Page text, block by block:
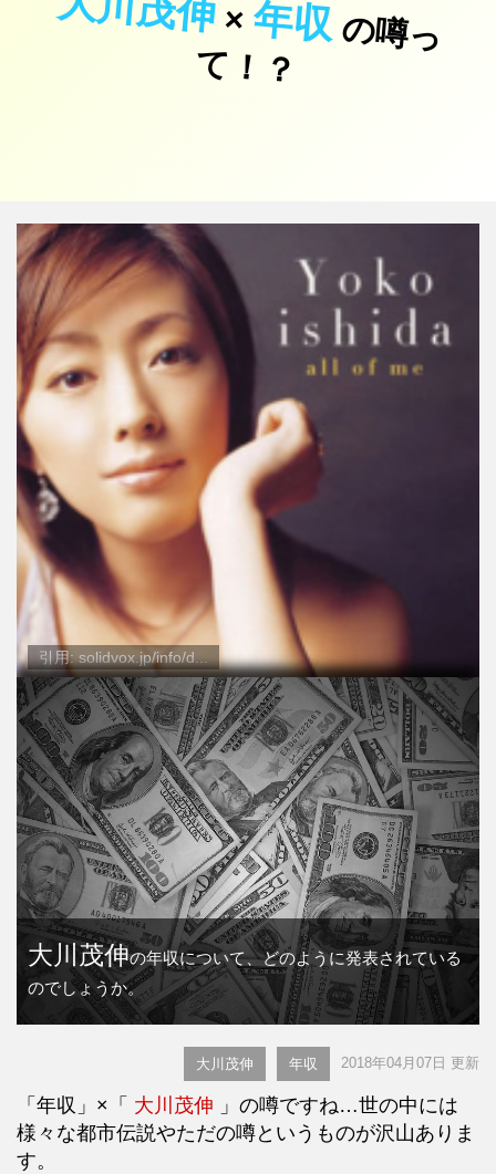
×年収の
噂
っ
て
！
？
引用: solidvox.jp/info/d...
大川茂伸の年収について、どのように発表されている
のでしょうか。
大川茂伸 年収 2018年04月07日 更新
「年収」×「 大川茂伸 」の噂ですね…世の中には
様々な都市伝説やただの噂というものが沢山ありま
す。